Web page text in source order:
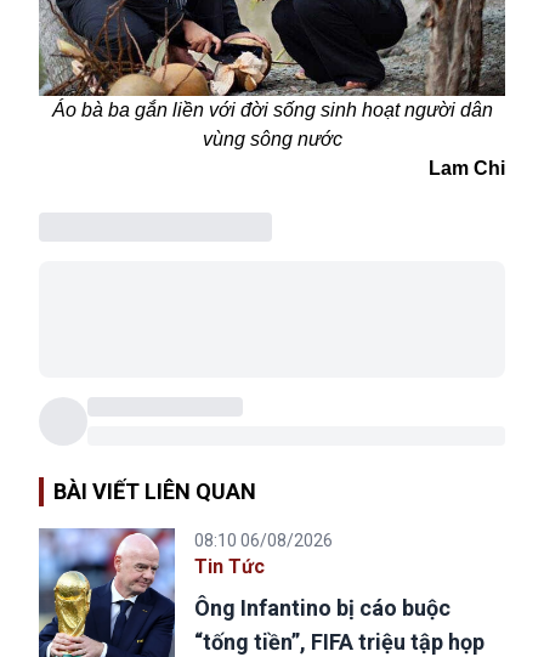
Áo bà ba gắn liền với đời sống sinh hoạt người dân
vùng sông nước
Lam Chi
BÀI VIẾT LIÊN QUAN
08:10 06/08/2026
Tin Tức
Ông Infantino bị cáo buộc
“tống tiền”, FIFA triệu tập họp